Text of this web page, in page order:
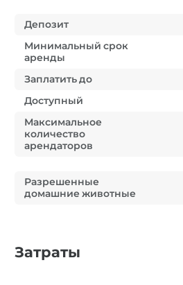
Депозит
Минимальный срок
аренды
Заплатить до
Доступный
Максимальное
количество
арендаторов
Разрешенные
домашние животные
Затраты